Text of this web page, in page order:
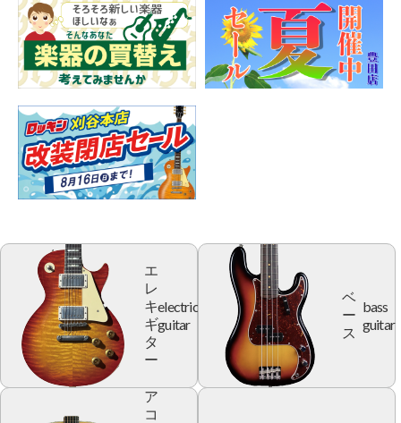
エ
レ
キ
ギ
タ
ー
electric
guitar
ベ
ー
ス
bass
guitar
ア
コ